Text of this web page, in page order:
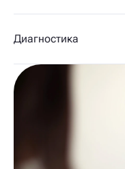
Диагностика